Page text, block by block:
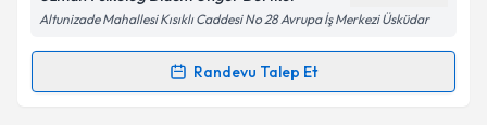
Kişisel verilerimin işlenmesine ilişkinAydınlatma
Altunizade Mahallesi Kısıklı Caddesi No 28 Avrupa İş Merkezi Üsküdar
Randevu Talep Et
Randevu Takvimi Talebi